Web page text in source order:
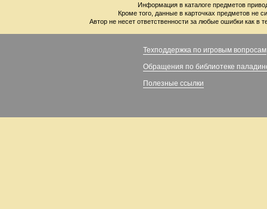
Информация в каталоге предметов
Кроме того, данные в карточках предметов не
Автор не несет ответственности за любые ошибки как в
Техподдержка по игровым вопросам
Обращения по библиотеке
Полезные ссылки